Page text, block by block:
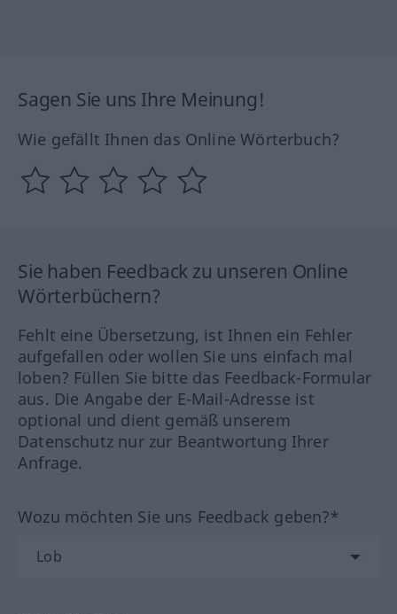
Sagen Sie uns Ihre Meinung!
Wie gefällt Ihnen das Online Wörterbuch?
Sie haben Feedback zu unseren Online
Wörterbüchern?
Fehlt eine Übersetzung, ist Ihnen ein Fehler
aufgefallen oder wollen Sie uns einfach mal
loben? Füllen Sie bitte das Feedback-Formular
aus. Die Angabe der E-Mail-Adresse ist
optional und dient gemäß unserem
Datenschutz nur zur Beantwortung Ihrer
Anfrage.
Wozu möchten Sie uns Feedback geben?*